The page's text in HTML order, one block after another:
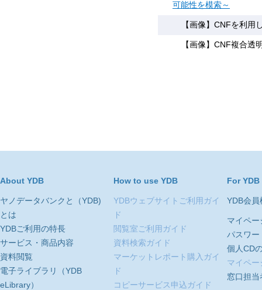
可能性を模索～
【画像】CNFを利用
【画像】CNF複合透
About YDB
ヤノデータバンクと（YDB)
とは
YDBご利用の特長
サービス・商品内容
資料閲覧
電子ライブラリ（YDB
eLibrary）
How to use YDB
YDBウェブサイトご利用ガイ
ド
閲覧室ご利用ガイド
資料検索ガイド
マーケットレポート購入ガイ
ド
コピーサービス申込ガイド
For
YDB会員
マイペー
パスワー
個人CD
マイペー
窓口担